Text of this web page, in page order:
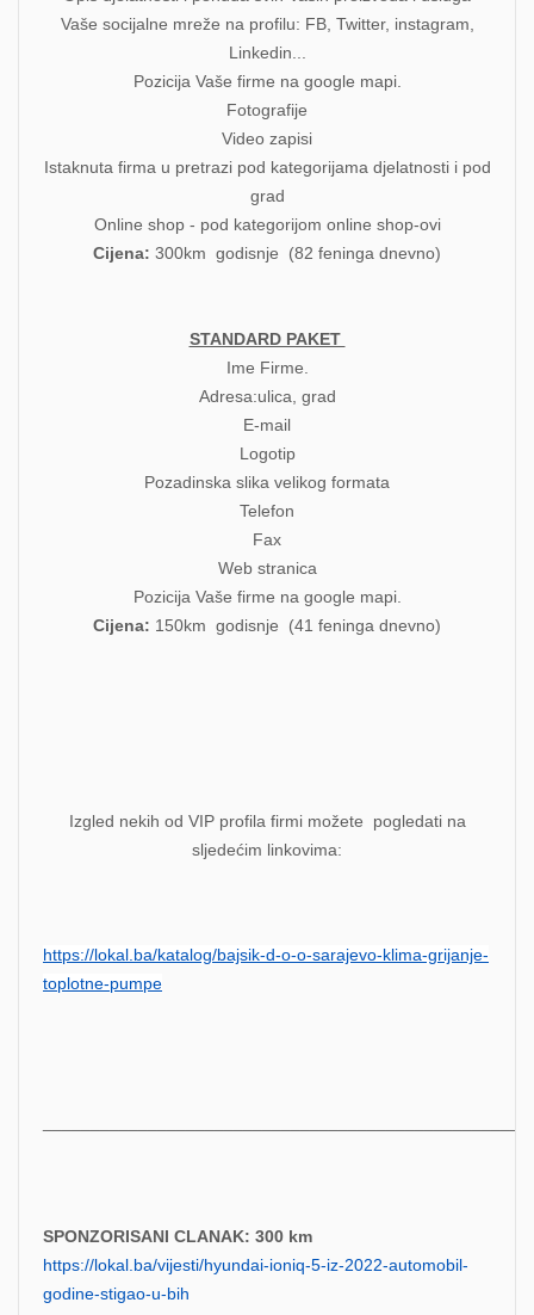
Vaše socijalne mreže na profilu: FB, Twitter, instagram,
Linkedin...
Pozicija Vaše firme na google mapi.
Fotografije
Video zapisi
Istaknuta firma u pretrazi pod kategorijama djelatnosti i pod
grad
Online shop - pod kategorijom online shop-ovi
Cijena: 300km godisnje (82 feninga dnevno)
STANDARD PAKET
Ime Firme.
Adresa:ulica, grad
E-mail
Logotip
Pozadinska slika velikog formata
Telefon
Fax
Web stranica
Pozicija Vaše firme na google mapi.
Cijena: 150km godisnje (41 feninga dnevno)
Izgled nekih od VIP profila firmi možete pogledati na
sljedećim linkovima:
https://lokal.ba/katalog/bajsik-d-o-o-sarajevo-klima-grijanje-
toplotne-pumpe
SPONZORISANI CLANAK: 300 km
https://lokal.ba/vijesti/hyundai-ioniq-5-iz-2022-automobil-
godine-stigao-u-bih